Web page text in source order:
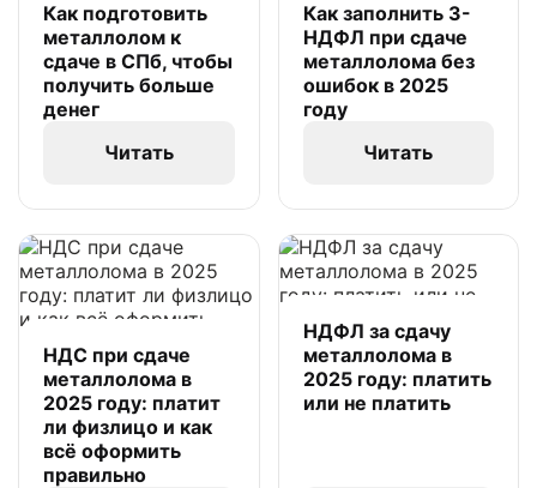
Как подготовить
металлолом к
сдаче в СПб, чтобы
получить больше
денег
Читать
Как заполнить 3-
НДФЛ при сдаче
металлолома без
ошибок в 2025
году
Читать
НДС при сдаче
металлолома в
2025 году: платит
ли физлицо и как
всё оформить
правильно
НДФЛ за сдачу
металлолома в
2025 году: платить
или не платить